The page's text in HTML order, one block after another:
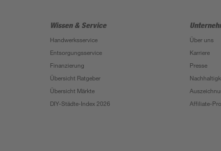
Wissen & Service
Handwerksservice
Entsorgungsservice
Finanzierung
Übersicht Ratgeber
Übersicht Märkte
DIY-Städte-Index 2026
Über uns
Karriere
Presse
Affiliate-